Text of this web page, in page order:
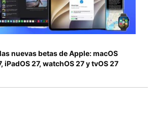
nuevas betas de Apple: macOS
iPadOS 27, watchOS 27 y tvOS 27